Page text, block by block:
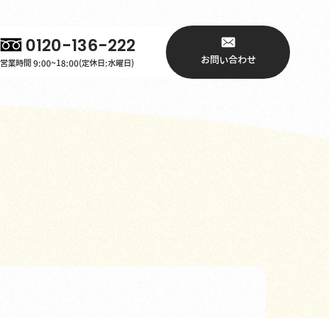
0120-136-222
営業時間 9:00~18:00(定休日:水曜日) お問い合わせ